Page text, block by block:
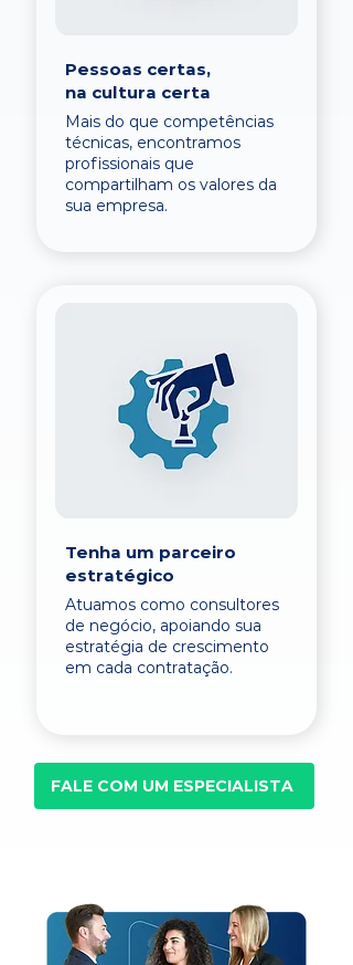
Pessoas certas,
na cultura certa
Mais do que competências
técnicas, encontramos
profissionais que
compartilham os valores da
sua empresa.
Tenha um parceiro
estratégico
Atuamos como consultores
de negócio, apoiando sua
estratégia de crescimento
em cada contratação.
FALE COM UM ESPECIALISTA